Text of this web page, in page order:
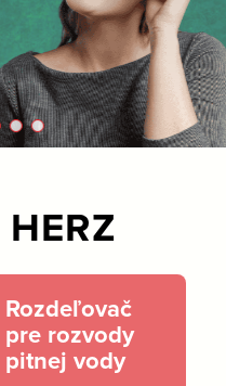
HERZ
Rozdeľovač
pre rozvody
pitnej vody